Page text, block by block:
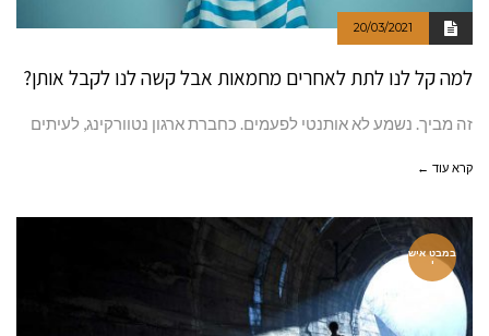
20/03/2021
למה קל לנו לתת לאחרים מחמאות אבל קשה לנו לקבל אותן?
זה מביך. נשמע לא אותנטי לפעמים. כחברת ארגון נטוורקינג, לעיתים
קרא עוד ←
במבט איש
י